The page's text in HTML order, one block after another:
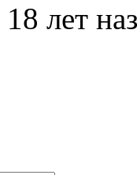
18 лет